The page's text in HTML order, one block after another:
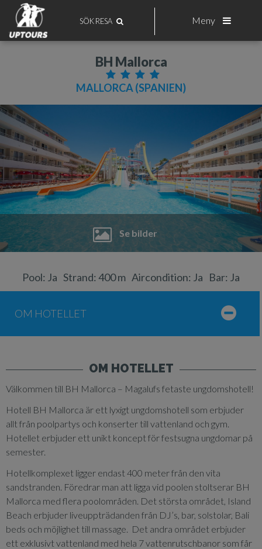
SÖK RESA Meny
BH Mallorca
MALLORCA (SPANIEN)
Se bilder
Pool: Ja Strand: 400 m Aircondition: Ja Bar: Ja
OM HOTELLET
OM HOTELLET
Välkommen till BH Mallorca – Magalufs fetaste ungdomshotell!
Hotell BH Mallorca är ett lyxigt ungdomshotell som erbjuder
allt från poolpartys och konserter till vattenland och gym.
Hotellet erbjuder ett unikt koncept för festsugna ungdomar på
semester.
Hotellkomplexet ligger endast 400 meter från den vita
sandstranden. Föredrar man att ligga vid poolen stoltserar BH
Mallorca med flera poolområden. Det största området, Island
Beach erbjuder liveuppträdanden från DJ’s, bar, solstolar, Bali
beds och möjlighet till massage. Det andra området erbjuder
ett exklusivt vattenland med hela 7 vattenrutschbanor som får